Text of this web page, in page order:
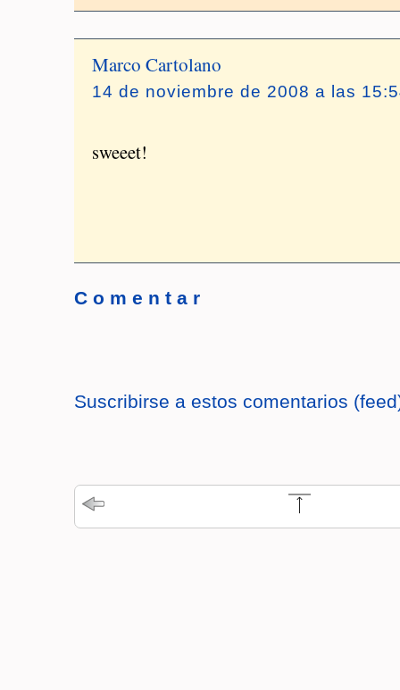
Marco Cartolano
14 de noviembre de 2008 a las
sweeet!
C o m e n t a r
Suscribirse a estos comentarios